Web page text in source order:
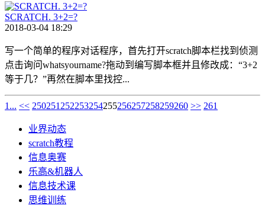
SCRATCH. 3+2=?
2018-03-04 18:29
写一个简单的程序对话程序，首先打开scratch脚本栏找到侦测
点击询问whatsyourname?拖动到编写脚本框并且修改成：“3+2
等于几？”再然在脚本里找控...
1... << 250251252253254255256257258259260 >> 261
业界动态
scratch教程
信息奥赛
乐高&机器人
信息技术课
思维训练